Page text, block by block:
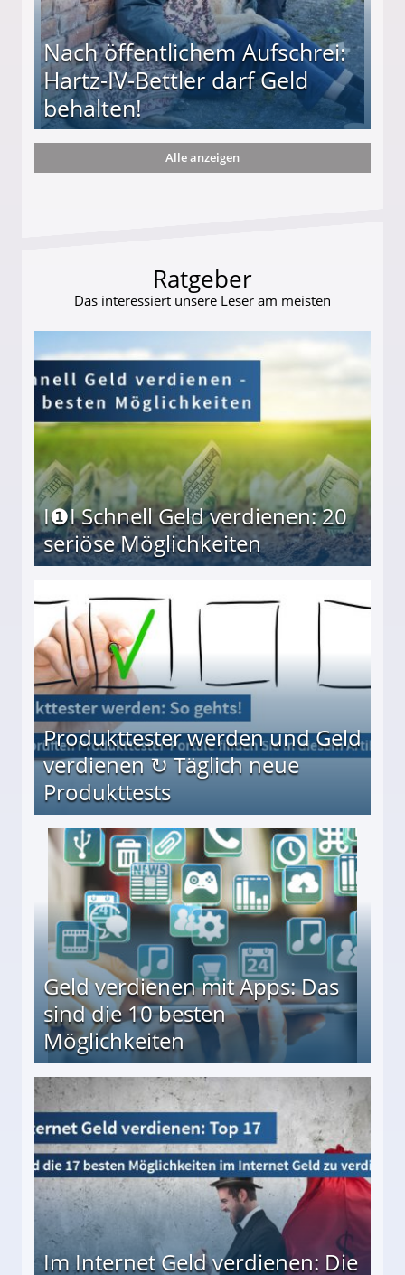
Nach öffentlichem Aufschrei:
Hartz-IV-Bettler darf Geld
behalten!
darf Geld behalten!
Alle anzeigen
Ratgeber
Das interessiert unsere Leser am meisten
I❶I Schnell Geld verdienen: 20
seriöse Möglichkeiten
Produkttester werden und Geld
verdienen ↻ Täglich neue
Produkttests
↻ Täglich neue Produkttests
Geld verdienen mit Apps: Das
sind die 10 besten
Möglichkeiten
besten Möglichkeiten
Im Internet Geld verdienen: Die